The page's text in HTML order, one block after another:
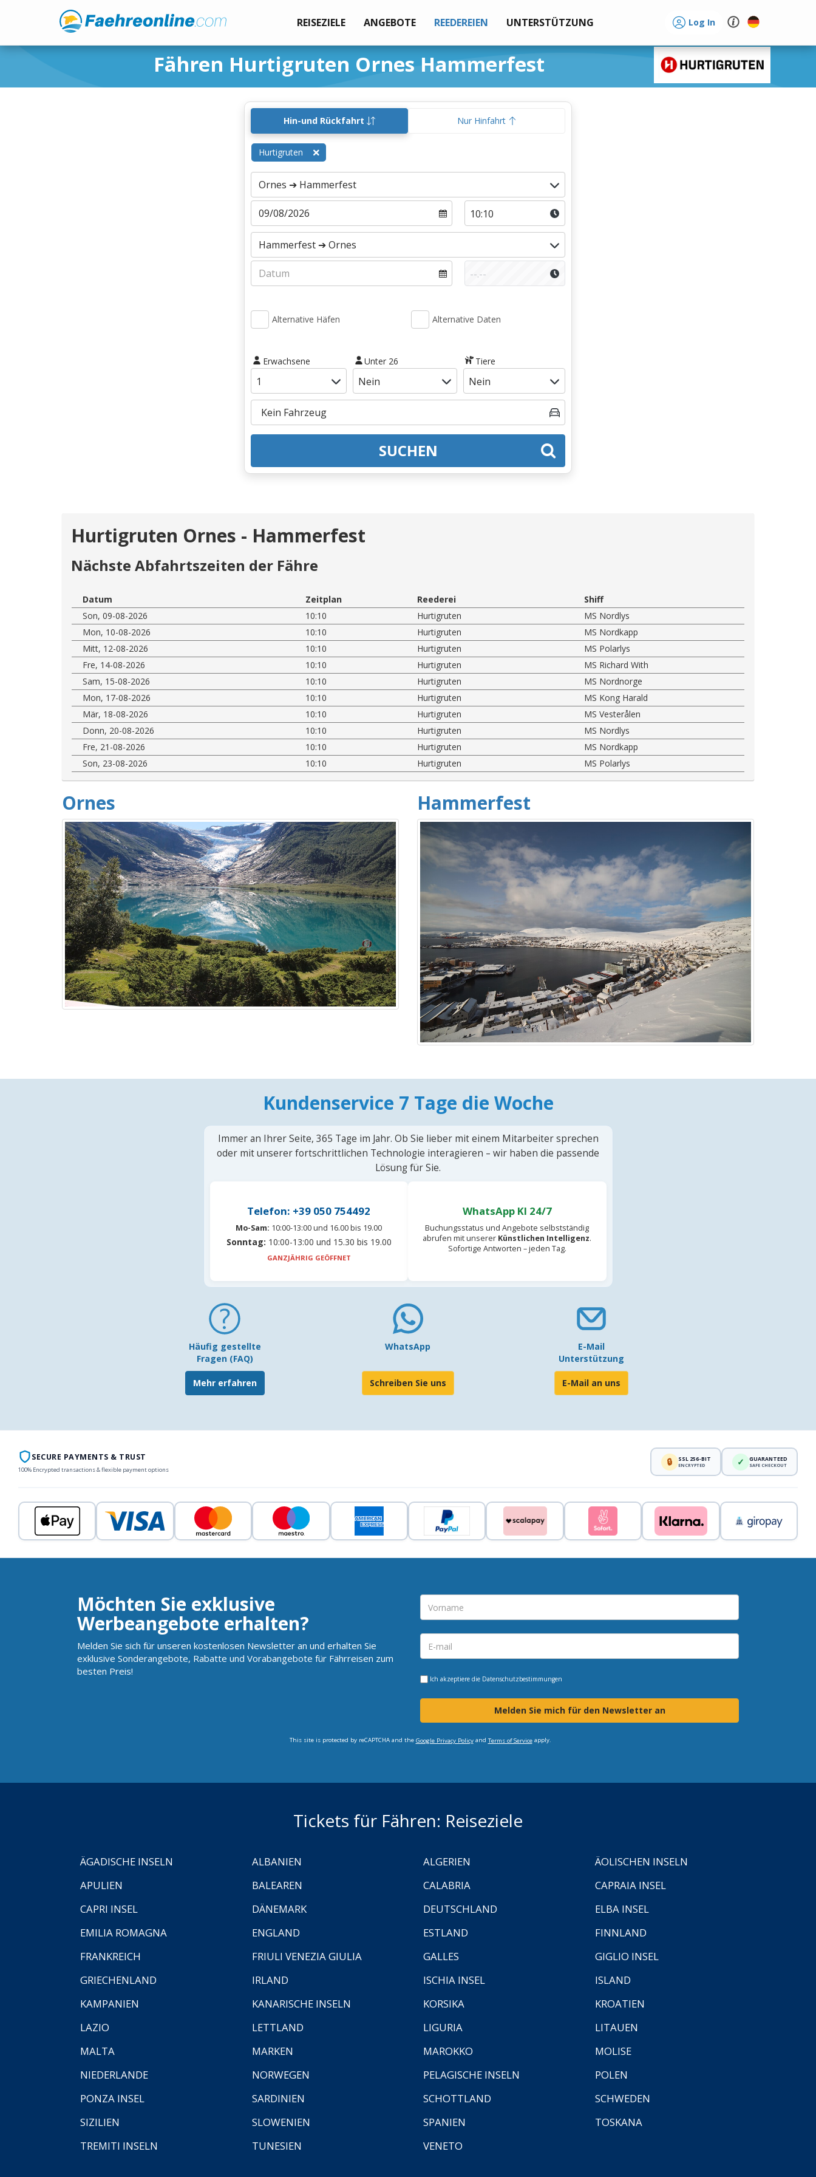
REISEZIELE ANGEBOTE REEDEREIEN UNTERSTÜTZUNG Log In
Fähren Hurtigruten Ornes Hammerfest
Hin-und Rückfahrt Nur Hinfahrt
Hurtigruten
Alternative Häfen Alternative Daten
Erwachsene Unter 26 Tiere
SUCHEN
Hurtigruten Ornes - Hammerfest
Nächste Abfahrtszeiten der Fähre
Datum Zeitplan Reederei
Shiff
Son, 09-08-2026
10:10 Hurtigruten
MS Nordlys
Mon, 10-08-2026
10:10 Hurtigruten
MS Nordkapp
Mitt, 12-08-2026
10:10 Hurtigruten
MS Polarlys
Fre, 14-08-2026
10:10 Hurtigruten
MS Richard With
Sam, 15-08-2026
10:10 Hurtigruten
MS Nordnorge
Mon, 17-08-2026
10:10 Hurtigruten
MS Kong Harald
Mär, 18-08-2026
10:10 Hurtigruten
MS Vesterålen
Donn, 20-08-2026
10:10 Hurtigruten
MS Nordlys
Fre, 21-08-2026
10:10 Hurtigruten
MS Nordkapp
Son, 23-08-2026
10:10 Hurtigruten MS Polarlys
Ornes Hammerfest
Kundenservice 7 Tage die Woche
Immer an Ihrer Seite, 365 Tage im Jahr. Ob Sie lieber mit einem Mitarbeiter sprechen
oder mit unserer fortschrittlichen Technologie interagieren – wir haben die passende
Lösung für Sie.
Telefon: +39 050 754492
Mo-Sam: 10:00-13:00 und 16.00 bis 19.00
Sonntag: 10:00-13:00 und 15.30 bis 19.00
GANZJÄHRIG GEÖFFNET
WhatsApp KI 24/7
Buchungsstatus und Angebote selbstständig
abrufen mit unserer Künstlichen Intelligenz.
Sofortige Antworten – jeden Tag.
Häufig gestellte
Fragen (FAQ)
Mehr erfahren
WhatsApp
Schreiben Sie uns
E-Mail
Unterstützung
E-Mail an uns
SECURE PAYMENTS & TRUST
100% Encrypted transactions & flexible payment options
🔒 SSL 256-BIT
ENCRYPTED ✓ GUARANTEED
SAFE CHECKOUT
Möchten Sie exklusive
Werbeangebote erhalten?
Melden Sie sich für unseren kostenlosen Newsletter an und erhalten Sie
exklusive Sonderangebote, Rabatte und Vorabangebote für Fährreisen zum
besten Preis!
Ich akzeptiere die Datenschutzbestimmungen
Melden Sie mich für den Newsletter an
This site is protected by reCAPTCHA and the Google Privacy Policyand Terms of Serviceapply.
Tickets für Fähren: Reiseziele
ÄGADISCHE INSELN ALBANIEN ALGERIEN
ÄOLISCHEN INSELN
APULIEN
BALEAREN CALABRIA
CAPRAIA INSEL
CAPRI INSEL
DÄNEMARK DEUTSCHLAND
ELBA INSEL
EMILIA ROMAGNA
ENGLAND ESTLAND
FINNLAND
FRANKREICH
FRIULI VENEZIA GIULIA GALLES
GIGLIO INSEL
GRIECHENLAND
IRLAND ISCHIA INSEL
ISLAND
KAMPANIEN
KANARISCHE INSELN KORSIKA
KROATIEN
LAZIO
LETTLAND LIGURIA
LITAUEN
MALTA
MARKEN MAROKKO
MOLISE
NIEDERLANDE
NORWEGEN PELAGISCHE INSELN
POLEN
PONZA INSEL
SARDINIEN SCHOTTLAND
SCHWEDEN
SIZILIEN
SLOWENIEN SPANIEN
TOSKANA
TREMITI INSELN
TUNESIEN VENETO